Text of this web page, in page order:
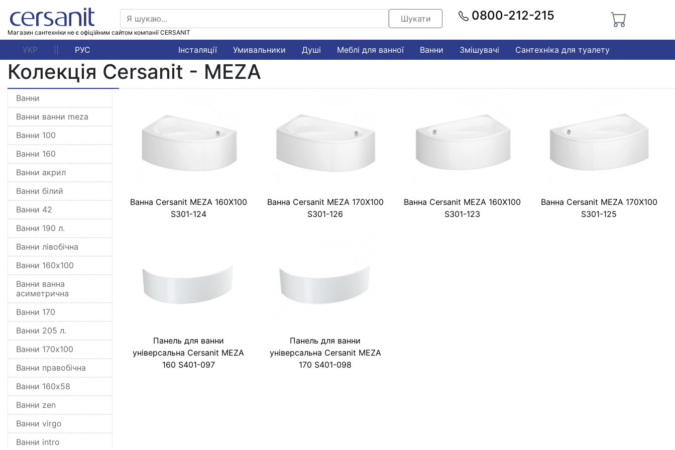
Магазин сантехніки не є офіційним сайтом компанії CERSANIT
Шукати 0800-212-215
УКР РУС Інсталяції Умивальники Душі Меблі для ванної Ванни Змішувачі Сантехніка для туалету
Колекція Cersanit - MEZA
Ванни
Ванни ванни meza
Ванни 100
Ванни 160
Ванни акрил
Ванни білий
Ванни 42
Ванни 190 л.
Ванни лівобічна
Ванни 160x100
Ванни ванна
асиметрична
Ванни 170
Ванни 205 л.
Ванни 170x100
Ванни правобічна
Ванни 160x58
Ванни zen
Ванни virgo
Ванни intro
Ванна Cersanit MEZA 160X100
S301-124
Ванна Cersanit MEZA 170X100
S301-126
Ванна Cersanit MEZA 160X100
S301-123
Ванна Cersanit MEZA 170X100
S301-125
Панель для ванни
універсальна Cersanit MEZA
160 S401-097
Панель для ванни
універсальна Cersanit MEZA
170 S401-098